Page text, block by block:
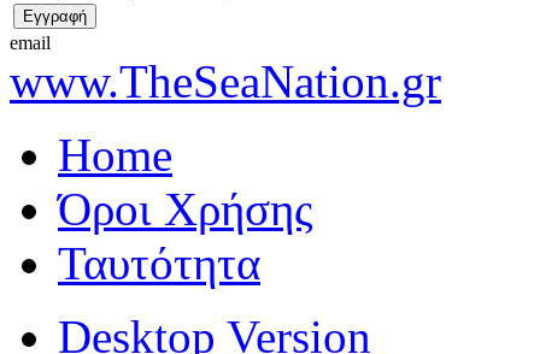
email
www.TheSeaNation.gr
Home
Όροι Χρήσης
Ταυτότητα
Desktop Version